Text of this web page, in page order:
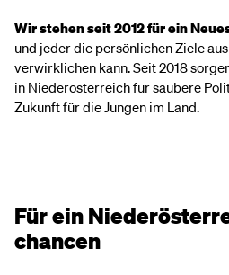
Wir stehen seit 2012 für ein
und jeder die persönlichen Ziele
verwirklichen kann. Seit 2018
in Niederösterreich für saubere
Zukunft für die Jungen im Land.
Für ein
chancen